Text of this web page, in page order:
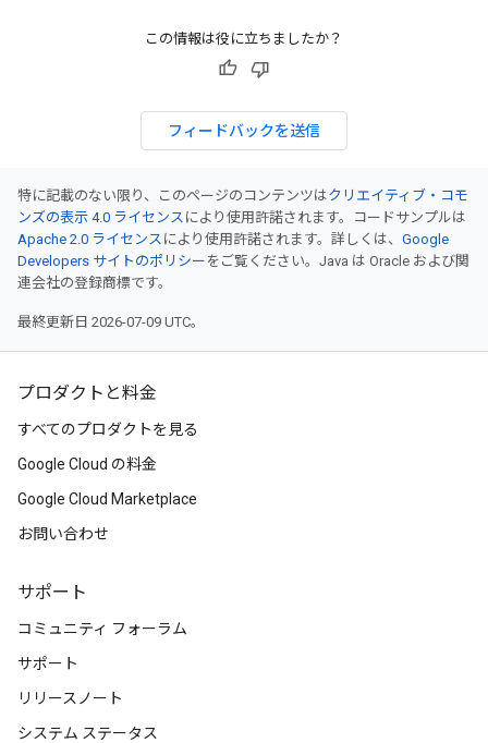
この情報は役に立ちましたか？
フィードバックを送信
特に記載のない限り、このページのコンテンツはクリエイティブ・コモ
ンズの表示 4.0 ライセンス により使用許諾されます。コードサンプルは
Apache 2.0 ライセンス により使用許諾されます。詳しくは、 Google
Developers サイトのポリシー をご覧ください。Java は Oracle および関
連会社の登録商標です。
最終更新日 2026-07-09 UTC。
プロダクトと料金
すべてのプロダクトを見る
Google Cloud の料金
Google Cloud Marketplace
お問い合わせ
サポート
コミュニティ フォーラム
サポート
リリースノート
システム ステータス